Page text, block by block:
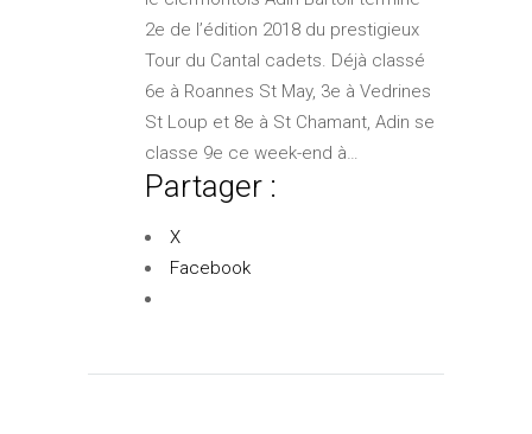
2e de l’édition 2018 du prestigieux
Tour du Cantal cadets. Déjà classé
6e à Roannes St May, 3e à Vedrines
St Loup et 8e à St Chamant, Adin se
classe 9e ce week-end à…
Partager :
X
Facebook